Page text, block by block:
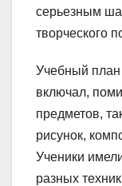
серьезным
творческого
Учебный
включал,
предметов,
рисунок,
Ученики
разных